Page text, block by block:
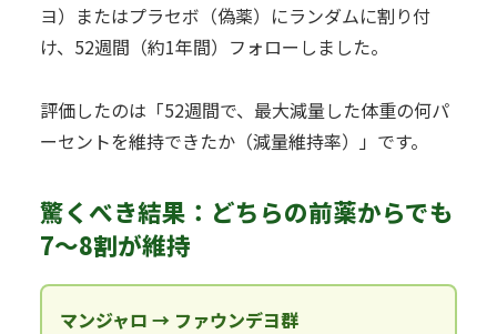
ヨ）またはプラセボ（偽薬）にランダムに割り付
け、52週間（約1年間）フォローしました。
評価したのは「52週間で、最大減量した体重の何パ
ーセントを維持できたか（減量維持率）」です。
驚くべき結果：どちらの前薬からでも
7〜8割が維持
マンジャロ → ファウンデヨ群